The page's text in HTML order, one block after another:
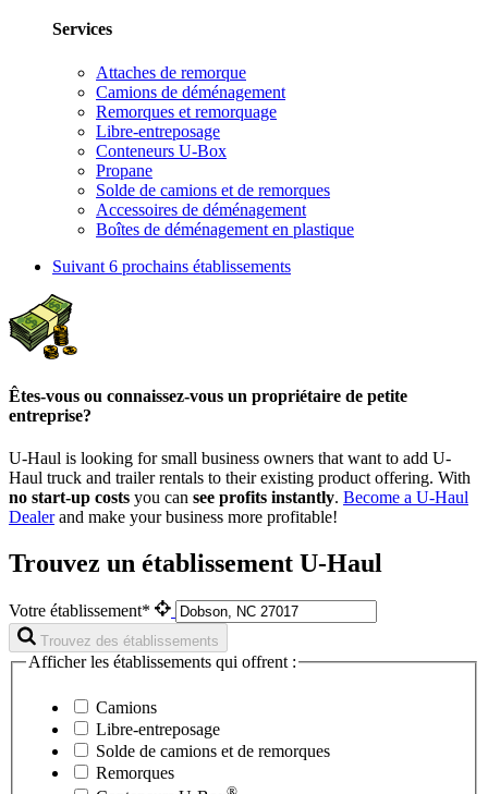
Services
Attaches de remorque
Camions de déménagement
Remorques et remorquage
Libre-entreposage
Conteneurs U-Box
Propane
Solde de camions et de remorques
Accessoires de déménagement
Boîtes de déménagement en plastique
Suivant 6 prochains établissements
Êtes-vous ou connaissez-vous un propriétaire de petite
entreprise?
U-Haul is looking for small business owners that want to add U-
Haul truck and trailer rentals to their existing product offering. With
no start-up costs you can see profits instantly. Become a U-Haul
Dealerand make your business more profitable!
Trouvez un établissement U-Haul
Votre établissement*
Trouvez des établissements
Afficher les établissements qui offrent :
Camions
Libre-entreposage
Solde de camions et de remorques
Remorques